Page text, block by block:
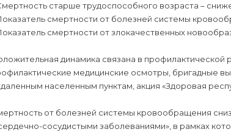
старше трудоспособного возраста –
смертности от болезней системы
смертности от злокачественных
динамика связана в профилактической
медицинские осмотры, бригадные
населенным пунктам, акция «Здоровая
от болезней системы кровообращения
сосудистыми заболеваниями», в рамках